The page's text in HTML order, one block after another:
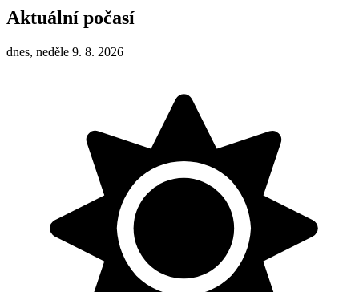
Aktuální počasí
dnes, neděle 9. 8. 2026